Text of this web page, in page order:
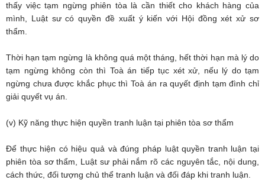
thấy việc tạm ngừng phiên tòa là cần thiết cho khách hàng của
mình, Luật sư có quyền đề xuất ý kiến với Hội đồng xét xử sơ
thẩm.
Thời hạn tạm ngừng là không quá một tháng, hết thời hạn mà lý do
tạm ngừng không còn thì Toà án tiếp tục xét xử, nếu lý do tạm
ngừng chưa được khắc phục thì Toà án ra quyết định tạm đình chỉ
giải quyết vụ án.
(v) Kỹ năng thực hiện quyền tranh luận tại phiên tòa sơ thẩm
Để thực hiện có hiệu quả và đúng pháp luật quyền tranh luận tại
phiên tòa sơ thẩm, Luật sư phải nắm rõ các nguyên tắc, nội dung,
cách thức, đối tượng chủ thể tranh luận và đối đáp khi tranh luận.